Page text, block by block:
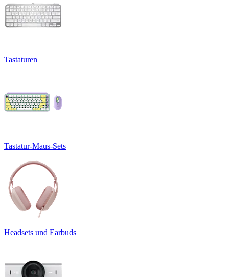
Tastaturen
Tastatur-Maus-Sets
Headsets und Earbuds